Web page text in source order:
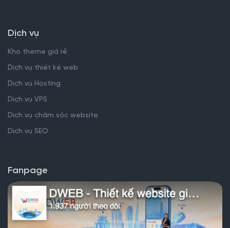
Dịch vụ
Kho theme giá rẻ
Dịch vụ thiết kế web
Dịch vụ Hosting
Dịch vụ VPS
Dịch vụ chăm sóc website
Dịch vụ SEO
Fanpage